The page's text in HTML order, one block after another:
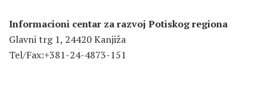
Informacioni centar za razvoj Potiskog regiona
Glavni trg 1, 24420 Kanjiža
Tel/Fax:+381-24-4873-151